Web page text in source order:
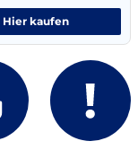
Hier kaufen